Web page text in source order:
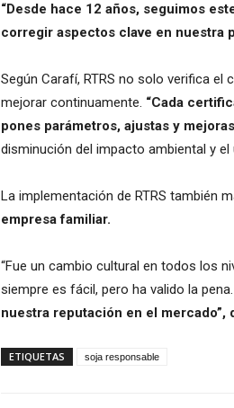
“Desde hace 12 años, seguimos
corregir aspectos clave en nuestra
Según Carafí, RTRS no solo verifica
mejorar continuamente. “Cada
pones parámetros, ajustas y
disminución del impacto ambiental y
La implementación de RTRS también
empresa familiar.
“Fue un cambio cultural en todos los
siempre es fácil, pero ha valido la pena.
nuestra reputación en el mercado”,
ETIQUETAS soja responsable